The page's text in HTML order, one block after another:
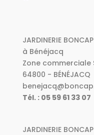
JARDINERIE BONCAP
à Bénéjacq
Zone commerciale
64800 - BÉNÉJACQ
Tél. : 05 59 61 33 07
JARDINERIE BONCAP